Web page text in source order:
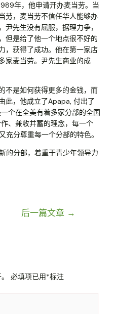
年，他申请开办麦当劳。当
劳，麦当劳不信任华人能够办
先生没有屈服，据理力争，
但是给了他一个地点很不好的
，获得了成功。他在第一家店
家麦当劳。尹先生商业的成
不是如何获得更多的金钱，而
此，他成立了Apapa, 付出了
个在全美有着多家分部的全国
、兼收并蓄的理念，每一个
分尊重每一个分部的特色。
的分部，着重于青少年领导力
后一篇文章 →
必填项已用*标注